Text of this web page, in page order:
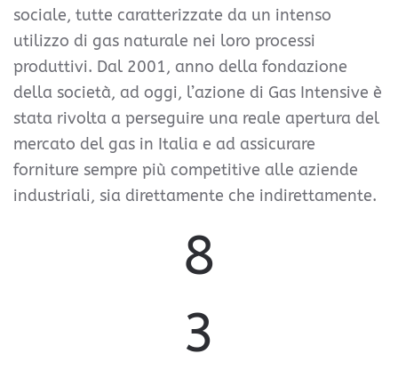
sociale, tutte caratterizzate da un intenso
utilizzo di gas naturale nei loro processi
produttivi. Dal 2001, anno della fondazione
della società, ad oggi, l’azione di Gas Intensive è
stata rivolta a perseguire una reale apertura del
mercato del gas in Italia e ad assicurare
forniture sempre più competitive alle aziende
industriali, sia direttamente che indirettamente.
8
3